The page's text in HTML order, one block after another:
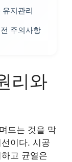
지관리
주의사항
리와
드는 것을 막
이다. 시공
고 균열은